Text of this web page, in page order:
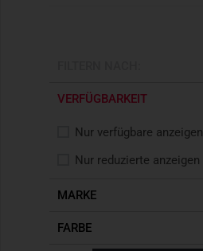
VERFÜGBARKEIT
Nur verfügbare anzeigen
Nur reduzierte anzeigen
MARKE
FARBE